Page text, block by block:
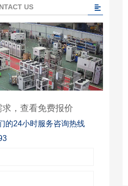
US
，查看免费报价
的24小时服务咨询热线